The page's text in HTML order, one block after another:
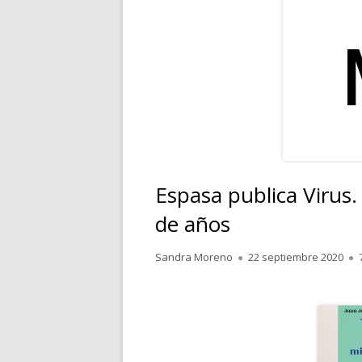
Espasa publica
de años
Autor
Sandra Moreno
Publicado
22 septiembre 2020